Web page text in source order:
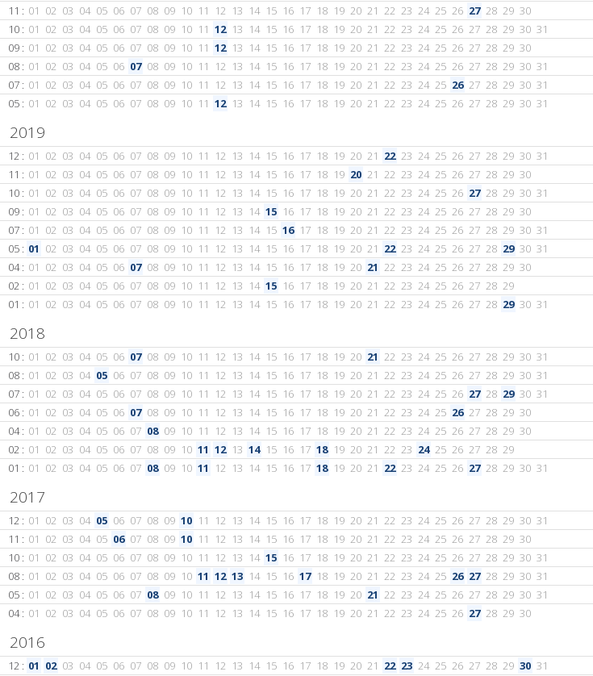
11 : 01 02 03 04 05 06 07 08 09 10 11 12 13 14 15 16 17 18 19 20 21 22 23 24 25 26 27 28 29 30
10 : 01 02 03 04 05 06 07 08 09 10 11 12 13 14 15 16 17 18 19 20 21 22 23 24 25 26 27 28 29 30 31
09 : 01 02 03 04 05 06 07 08 09 10 11 12 13 14 15 16 17 18 19 20 21 22 23 24 25 26 27 28 29 30
08 : 01 02 03 04 05 06 07 08 09 10 11 12 13 14 15 16 17 18 19 20 21 22 23 24 25 26 27 28 29 30 31
07 : 01 02 03 04 05 06 07 08 09 10 11 12 13 14 15 16 17 18 19 20 21 22 23 24 25 26 27 28 29 30 31
05 : 01 02 03 04 05 06 07 08 09 10 11 12 13 14 15 16 17 18 19 20 21 22 23 24 25 26 27 28 29 30 31
2019
12 : 01 02 03 04 05 06 07 08 09 10 11 12 13 14 15 16 17 18 19 20 21 22 23 24 25 26 27 28 29 30 31
11 : 01 02 03 04 05 06 07 08 09 10 11 12 13 14 15 16 17 18 19 20 21 22 23 24 25 26 27 28 29 30
10 : 01 02 03 04 05 06 07 08 09 10 11 12 13 14 15 16 17 18 19 20 21 22 23 24 25 26 27 28 29 30 31
09 : 01 02 03 04 05 06 07 08 09 10 11 12 13 14 15 16 17 18 19 20 21 22 23 24 25 26 27 28 29 30
07 : 01 02 03 04 05 06 07 08 09 10 11 12 13 14 15 16 17 18 19 20 21 22 23 24 25 26 27 28 29 30 31
05 : 01 02 03 04 05 06 07 08 09 10 11 12 13 14 15 16 17 18 19 20 21 22 23 24 25 26 27 28 29 30 31
04 : 01 02 03 04 05 06 07 08 09 10 11 12 13 14 15 16 17 18 19 20 21 22 23 24 25 26 27 28 29 30
02 : 01 02 03 04 05 06 07 08 09 10 11 12 13 14 15 16 17 18 19 20 21 22 23 24 25 26 27 28 29
01 : 01 02 03 04 05 06 07 08 09 10 11 12 13 14 15 16 17 18 19 20 21 22 23 24 25 26 27 28 29 30 31
2018
10 : 01 02 03 04 05 06 07 08 09 10 11 12 13 14 15 16 17 18 19 20 21 22 23 24 25 26 27 28 29 30 31
08 : 01 02 03 04 05 06 07 08 09 10 11 12 13 14 15 16 17 18 19 20 21 22 23 24 25 26 27 28 29 30 31
07 : 01 02 03 04 05 06 07 08 09 10 11 12 13 14 15 16 17 18 19 20 21 22 23 24 25 26 27 28 29 30 31
06 : 01 02 03 04 05 06 07 08 09 10 11 12 13 14 15 16 17 18 19 20 21 22 23 24 25 26 27 28 29 30
04 : 01 02 03 04 05 06 07 08 09 10 11 12 13 14 15 16 17 18 19 20 21 22 23 24 25 26 27 28 29 30
02 : 01 02 03 04 05 06 07 08 09 10 11 12 13 14 15 16 17 18 19 20 21 22 23 24 25 26 27 28 29
01 : 01 02 03 04 05 06 07 08 09 10 11 12 13 14 15 16 17 18 19 20 21 22 23 24 25 26 27 28 29 30 31
2017
12 : 01 02 03 04 05 06 07 08 09 10 11 12 13 14 15 16 17 18 19 20 21 22 23 24 25 26 27 28 29 30 31
11 : 01 02 03 04 05 06 07 08 09 10 11 12 13 14 15 16 17 18 19 20 21 22 23 24 25 26 27 28 29 30
10 : 01 02 03 04 05 06 07 08 09 10 11 12 13 14 15 16 17 18 19 20 21 22 23 24 25 26 27 28 29 30 31
08 : 01 02 03 04 05 06 07 08 09 10 11 12 13 14 15 16 17 18 19 20 21 22 23 24 25 26 27 28 29 30 31
05 : 01 02 03 04 05 06 07 08 09 10 11 12 13 14 15 16 17 18 19 20 21 22 23 24 25 26 27 28 29 30 31
04 : 01 02 03 04 05 06 07 08 09 10 11 12 13 14 15 16 17 18 19 20 21 22 23 24 25 26 27 28 29 30
2016
12 : 01 02 03 04 05 06 07 08 09 10 11 12 13 14 15 16 17 18 19 20 21 22 23 24 25 26 27 28 29 30 31